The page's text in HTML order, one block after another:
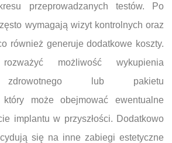
przeprowadzanych testów. Po
wymagają wizyt kontrolnych oraz
również generuje dodatkowe koszty.
możliwość wykupienia
zdrowotnego lub pakietu
który może obejmować ewentualne
implantu w przyszłości. Dodatkowo
się na inne zabiegi estetyczne